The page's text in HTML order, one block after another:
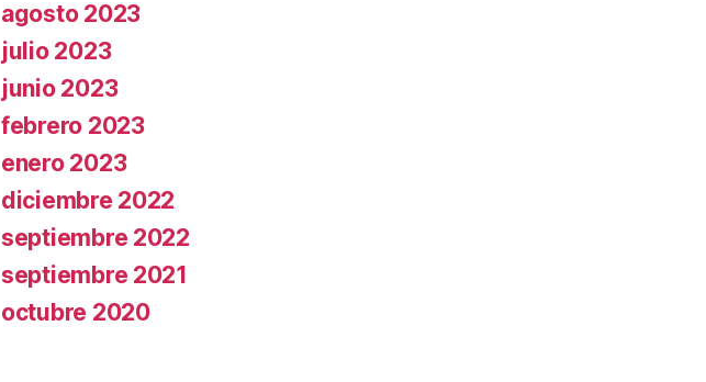
agosto 2023
julio 2023
junio 2023
febrero 2023
enero 2023
diciembre 2022
septiembre 2022
septiembre 2021
octubre 2020